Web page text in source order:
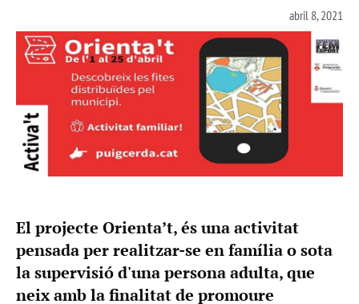
abril 8, 2021
El projecte Orienta’t, és una activitat
pensada per realitzar-se en família o sota
la supervisió d'una persona adulta, que
neix amb la finalitat de promoure